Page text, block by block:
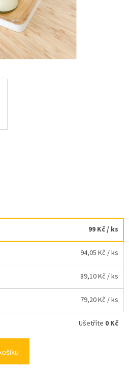
99 Kč/ ks
94,05 Kč / ks
89,10 Kč / ks
79,20 Kč / ks
Ušetříte 0 Kč